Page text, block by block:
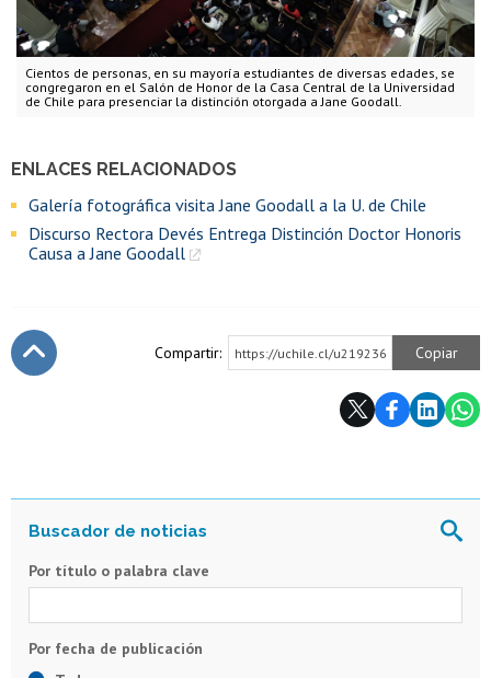
Cientos de personas, en su mayoría estudiantes de diversas edades, se
congregaron en el Salón de Honor de la Casa Central de la Universidad
de Chile para presenciar la distinción otorgada a Jane Goodall.
ENLACES RELACIONADOS
Galería fotográfica visita Jane Goodall a la U. de Chile
Discurso Rectora Devés Entrega Distinción Doctor Honoris
Causa a Jane Goodall
Compartir: https://uchile.cl/u219236 Copiar
Por título o palabra clave